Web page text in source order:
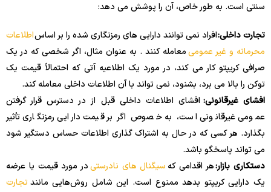
سنتی است. به طور خاص، آن را پوشش می دهد:
تجارت داخلی:افراد نمی توانند دارایی های رمزنگاری شده را بر اساساطلاعات
محرمانه و غیر عمومیمعامله کنند . به عنوان مثال، اگر شخصی که در یک
صرافی کریپتو کار می کند، در مورد یک اطلاعیه آتی که احتمالاً قیمت یک
توکن را بالا می برد، بشنود، نمی تواند با آن اطلاعات داخلی معامله کند.
افشای غیرقانونی: افشای اطلاعات داخلی قبل از در دسترس قرار گرفتن
عمومی غیرقانونی است، به خصوص اگر بر قیمت دارایی رمزنگاری تأثیر
بگذارد. هر کسی که در حال به اشتراک گذاری اطلاعات حساس دستگیر شود
می تواند پاسخگو باشد.
دستکاری بازار:هر اقدامی که سیگنال های نادرستیدر مورد قیمت یا عرضه
یک دارایی کریپتو بدهد ممنوع است. این شامل روش‌هایی مانندتجارت